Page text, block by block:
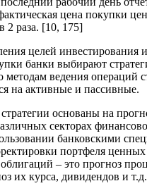
цена покупки
2 раза. [10, 175]
целей инвестирования
банки выбирают
ведения операций
на активные и пассивные.
основаны на
секторах
банковскими
портфеля
– это прогноз
их курса, дивидендов и т.д.